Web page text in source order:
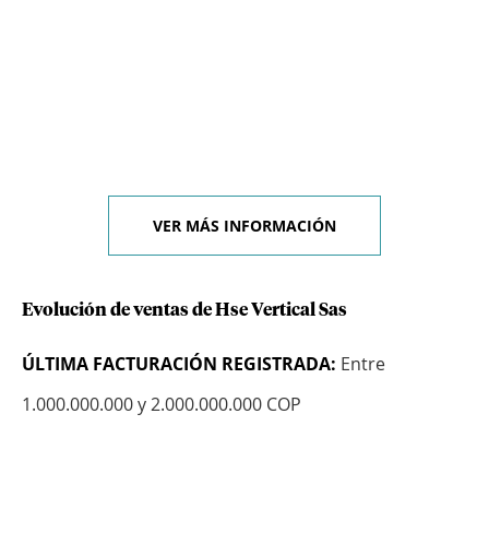
VER MÁS INFORMACIÓN
Evolución de ventas de Hse Vertical Sas
ÚLTIMA FACTURACIÓN REGISTRADA: Entre
1.000.000.000 y 2.000.000.000 COP